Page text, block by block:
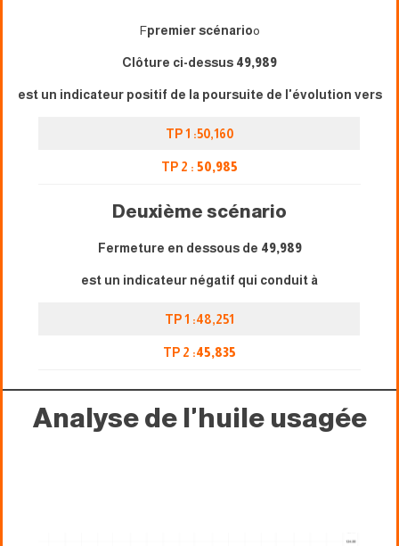
Fpremier scénarioo
Clôture ci-dessus 49,989
est un indicateur positif de la poursuite de l'évolution vers
TP 1 :50,160
TP 2 : 50,985
Deuxième scénario
Fermeture en dessous de 49,989
est un indicateur négatif qui conduit à
TP 1 :48,251
TP 2 :45,835
Analyse de l'huile usagée